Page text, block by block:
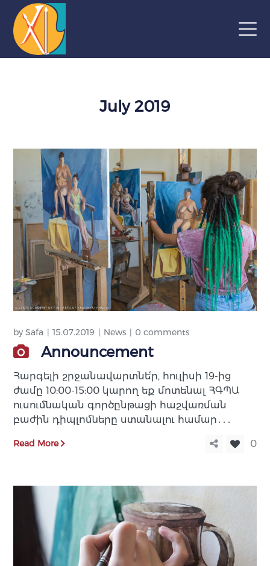
July 2019
bySafa 15.07.2019 News 0 comments
Announcement
Հարգելի շրջանավարտնե՛ր, հուլիսի 19-ից
ժամը 10:00-15:00 կարող եք մոտենալ ՀԳՊԱ
ուսումնական գործընթացի հաշվառման
բաժին դիպլոմները ստանալու համար․․․
Read More 0